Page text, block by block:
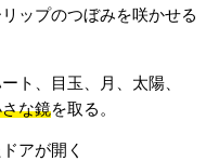
ップのつぼみを咲かせる
ト、目玉、月、太陽、
な鏡を取る。
アが開く